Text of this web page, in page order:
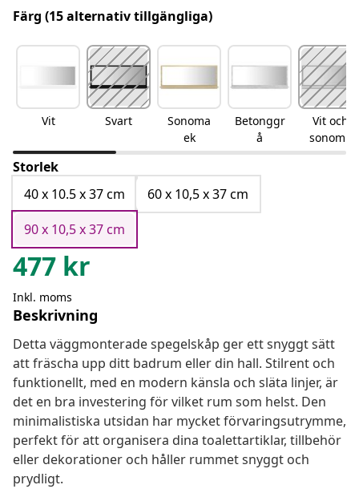
Färg (15 alternativ tillgängliga)
Vit Svart
Sonoma
ek
Betonggr
å
Vit och
sonoma
ek
Storlek
40 x 10.5 x 37 cm
60 x 10,5 x 37 cm
90 x 10,5 x 37 cm
477 kr
Inkl. moms
Beskrivning
Detta väggmonterade spegelskåp ger ett snyggt sätt
att fräscha upp ditt badrum eller din hall. Stilrent och
funktionellt, med en modern känsla och släta linjer, är
det en bra investering för vilket rum som helst. Den
minimalistiska utsidan har mycket förvaringsutrymme,
perfekt för att organisera dina toalettartiklar, tillbehör
eller dekorationer och håller rummet snyggt och
prydligt.